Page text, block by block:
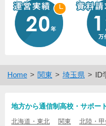
Home 関東 埼玉県 ID
地方から通信制高校・サポー
北海道・東北 関東 北陸・甲